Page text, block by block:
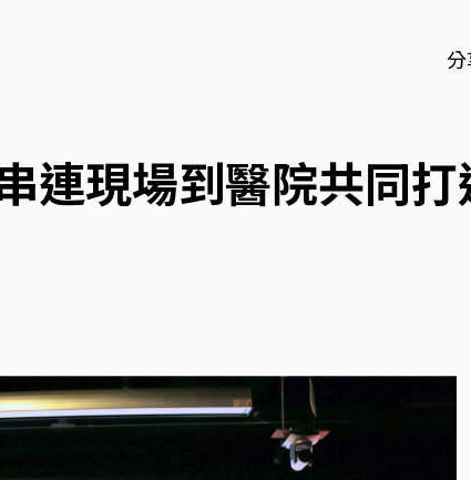
分
連現場到醫院共同